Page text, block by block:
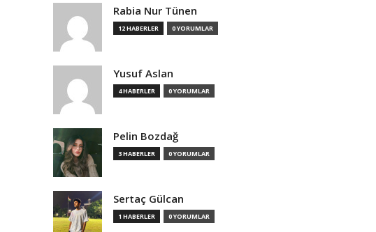
Rabia Nur Tünen
12 HABERLER 0 YORUMLAR
Yusuf Aslan
4 HABERLER 0 YORUMLAR
Pelin Bozdağ
3 HABERLER 0 YORUMLAR
Sertaç Gülcan
1 HABERLER 0 YORUMLAR